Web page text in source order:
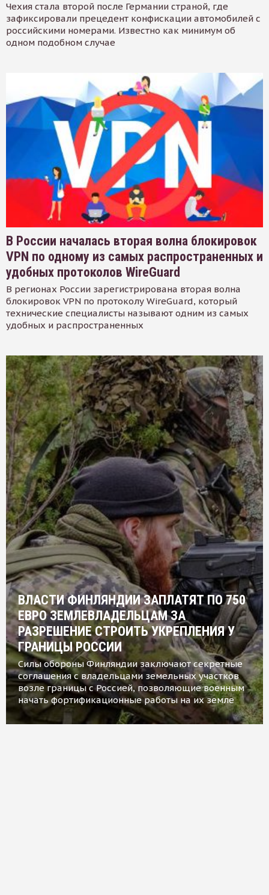
Чехия стала второй после Германии страной, где
зафиксировали прецедент конфискации автомобилей с
российскими номерами. Известно как минимум об
одном подобном случае
В России началась вторая волна блокировок
VPN по одному из самых распространенных и
удобных протоколов WireGuard
В регионах России зарегистрирована вторая волна
блокировок VPN по протоколу WireGuard, который
технические специалисты называют одним из самых
удобных и распространенных
ВЛАСТИ ФИНЛЯНДИИ ЗАПЛАТЯТ ПО 750
ЕВРО ЗЕМЛЕВЛАДЕЛЬЦАМ ЗА
РАЗРЕШЕНИЕ СТРОИТЬ УКРЕПЛЕНИЯ У
ГРАНИЦЫ РОССИИ
Силы обороны Финляндии заключают секретные
соглашения с владельцами земельных участков
возле границы с Россией, позволяющие военным
начать фортификационные работы на их земле